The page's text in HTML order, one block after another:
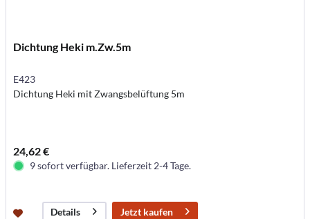
Dichtung Heki m.Zw.5m
E423
Dichtung Heki mit Zwangsbelüftung 5m
24,62 €
9 sofort verfügbar. Lieferzeit 2-4 Tage.
Details Jetzt kaufen